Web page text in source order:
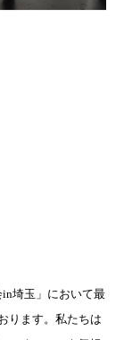
埼玉」において最
ります。私たちは